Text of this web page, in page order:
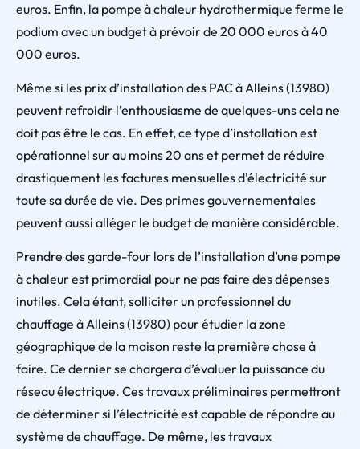
euros. Enfin, la pompe à chaleur hydrothermique ferme le
podium avec un budget à prévoir de 20 000 euros à 40
000 euros.
Même si les prix d’installation des PAC à Alleins (13980)
peuvent refroidir l’enthousiasme de quelques-uns cela ne
doit pas être le cas. En effet, ce type d’installation est
opérationnel sur au moins 20 ans et permet de réduire
drastiquement les factures mensuelles d’électricité sur
toute sa durée de vie. Des primes gouvernementales
peuvent aussi alléger le budget de manière considérable.
Prendre des garde-four lors de l’installation d’une pompe
à chaleur est primordial pour ne pas faire des dépenses
inutiles. Cela étant, solliciter un professionnel du
chauffage à Alleins (13980) pour étudier la zone
géographique de la maison reste la première chose à
faire. Ce dernier se chargera d’évaluer la puissance du
réseau électrique. Ces travaux préliminaires permettront
de déterminer si l’électricité est capable de répondre au
système de chauffage. De même, les travaux